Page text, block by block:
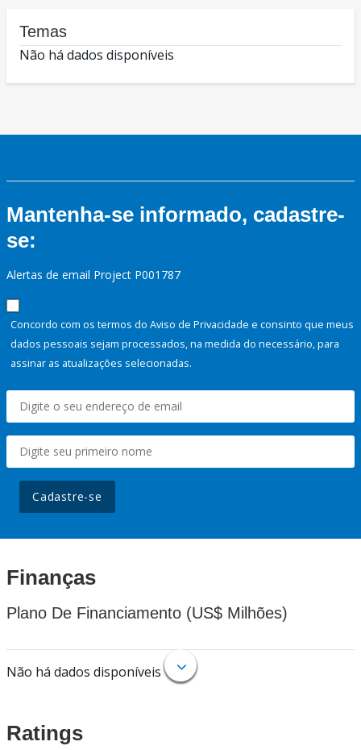
Temas
Não há dados disponíveis
Mantenha-se informado, cadastre-
se:
Alertas de email Project P001787
Concordo com os termos do Aviso de Privacidade e consinto que meus
dados pessoais sejam processados, na medida do necessário, para
assinar as atualizações selecionadas.
Cadastre-se
Finanças
Plano De Financiamento (US$ Milhões)
Não há dados disponíveis
Ratings